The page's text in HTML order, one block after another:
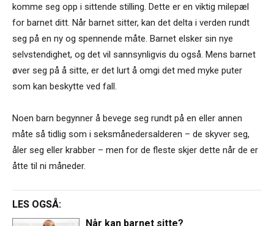
komme seg opp i sittende stilling. Dette er en viktig milepæl
for barnet ditt. Når barnet sitter, kan det delta i verden rundt
seg på en ny og spennende måte. Barnet elsker sin nye
selvstendighet, og det vil sannsynligvis du også. Mens barnet
øver seg på å sitte, er det lurt å omgi det med myke puter
som kan beskytte ved fall.
Noen barn begynner å bevege seg rundt på en eller annen
måte så tidlig som i seksmånedersalderen – de skyver seg,
åler seg eller krabber – men for de fleste skjer dette når de er
åtte til ni måneder.
LES OGSÅ:
Når kan barnet sitte?